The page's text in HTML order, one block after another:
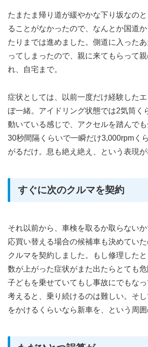
たまたま帰り道が緩やかな下り坂なの
ることがなかったので、なんとか国道
たりまでは進めました。側道に入った
ってしまったので、親に来てもらって
れ、自宅まで。
症状としては、以前一度だけ経験した
ぼ一緒。アイドリング状態では2気筒く
動いている感じで、アクセルを踏んでも
30秒間隔くらいで一瞬だけ3,000rpmく
がるだけ。息も絶え絶え、という表現が
すぐに次のクルマを契約
それ以前から、車検を取るか取らない
応買い替える場合の候補車も決めてい
クルマを契約しました。もし修理した
数が上がった症状がまた出たらとても
子どもを乗せていてもし事故にでもな
考えると、乗り続けるのは難しい。そ
をかけるくらいなら新車を、という周囲